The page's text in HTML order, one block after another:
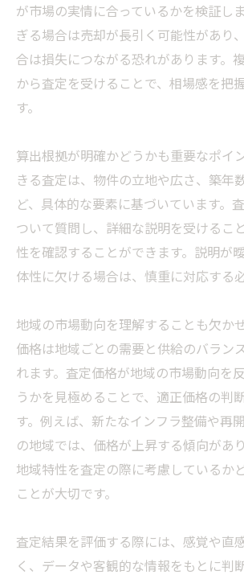
が市場の実情に合っているかを検証し
ぎる場合は売却が長引く可能性があり
合は損失につながる恐れがあります。
から査定を受けることで、相場感を把
す。
算出根拠が明確かどうかも重要なポイ
きる査定は、物件の立地や広さ、築年
ど、具体的な要素に基づいています。
ついて質問し、詳細な説明を受けるこ
性を確認することができます。説明が
体性に欠ける場合は、慎重に対応する
地域の市場動向を理解することも欠か
価格は地域ごとの需要と供給のバラン
れます。査定価格が地域の市場動向を
うかを見極めることで、適正価格の判
す。例えば、新たなインフラ整備や再
の地域では、価格が上昇する傾向があ
地域特性を査定の際に考慮しているか
ことが大切です。
査定結果を評価する際には、感覚や直
く、データや客観的な情報をもとに判